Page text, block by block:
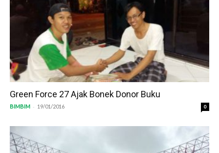
Green Force 27 Ajak Bonek Donor Buku
BIMBIM - 19/01/2016 0